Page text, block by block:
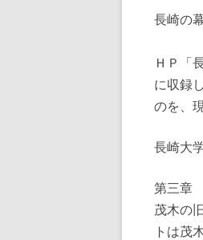
長崎の
ＨＰ「
に収録
のを、
長崎大
第三
茂木の
トは茂